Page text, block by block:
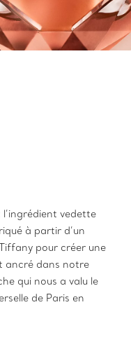
vedette
à partir d’un
pour créer une
ancré dans notre
qui nous a valu le
de Paris en